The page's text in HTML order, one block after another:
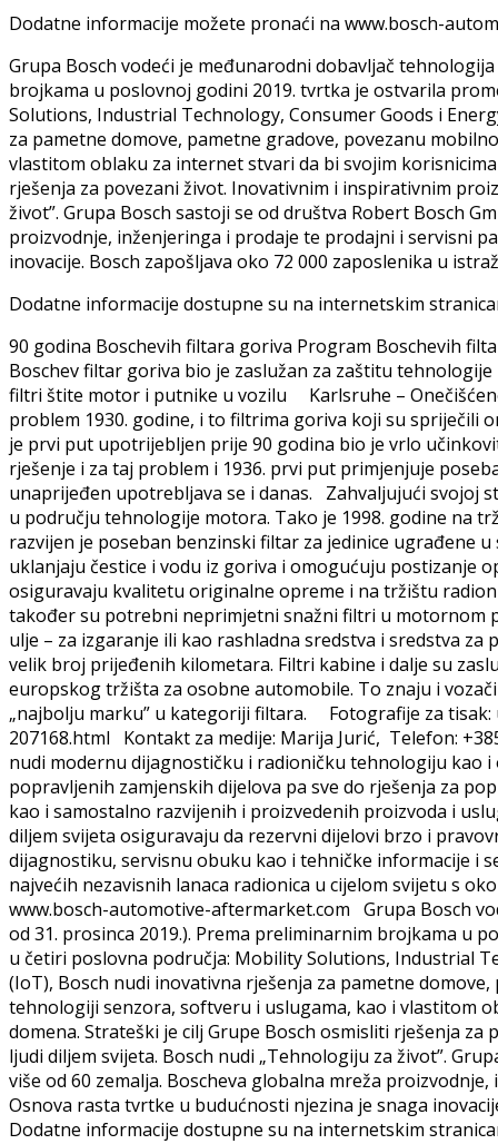
Dodatne informacije možete pronaći na www.bosch-
Grupa Bosch vodeći je međunarodni dobavljač
brojkama u poslovnoj godini 2019. tvrtka je ostvarila
Solutions, Industrial Technology, Consumer Goods i
za pametne domove, pametne gradove, povezanu
vlastitom oblaku za internet stvari da bi svojim
rješenja za povezani život. Inovativnim i inspirativnim
život”. Grupa Bosch sastoji se od društva Robert Bosch
proizvodnje, inženjeringa i prodaje te prodajni i servisni
inovacije. Bosch zapošljava oko 72 000 zaposlenika u
Dodatne informacije dostupne su na internetskim
90 godina Boschevih filtara goriva Program Boschevih
Boschev filtar goriva bio je zaslužan za zaštitu
filtri štite motor i putnike u vozilu Karlsruhe –
problem 1930. godine, i to filtrima goriva koji su spriječili
je prvi put upotrijebljen prije 90 godina bio je vrlo
rješenje i za taj problem i 1936. prvi put primjenjuje
unaprijeđen upotrebljava se i danas. Zahvaljujući svojoj
u području tehnologije motora. Tako je 1998. godine na
razvijen je poseban benzinski filtar za jedinice ugrađene
uklanjaju čestice i vodu iz goriva i omogućuju postizanje
osiguravaju kvalitetu originalne opreme i na tržištu
također su potrebni neprimjetni snažni filtri u
ulje – za izgaranje ili kao rashladna sredstva i sredstva
velik broj prijeđenih kilometara. Filtri kabine i dalje su
europskog tržišta za osobne automobile. To znaju i
„najbolju marku” u kategoriji filtara. Fotografije za
207168.html Kontakt za medije: Marija Jurić, Telefon:
nudi modernu dijagnostičku i radioničku tehnologiju kao
popravljenih zamjenskih dijelova pa sve do rješenja za
kao i samostalno razvijenih i proizvedenih proizvoda i
diljem svijeta osiguravaju da rezervni dijelovi brzo i
dijagnostiku, servisnu obuku kao i tehničke informacije i
najvećih nezavisnih lanaca radionica u cijelom svijetu s
www.bosch-automotive-aftermarket.com Grupa Bosch
od 31. prosinca 2019.). Prema preliminarnim brojkama u
u četiri poslovna područja: Mobility Solutions, Industrial
(IoT), Bosch nudi inovativna rješenja za pametne
tehnologiji senzora, softveru i uslugama, kao i vlastitom
domena. Strateški je cilj Grupe Bosch osmisliti rješenja
ljudi diljem svijeta. Bosch nudi „Tehnologiju za život”.
više od 60 zemalja. Boscheva globalna mreža
Osnova rasta tvrtke u budućnosti njezina je snaga
Dodatne informacije dostupne su na internetskim